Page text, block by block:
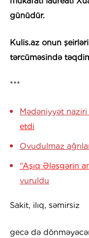
günüdür.
Kulis.az onun
tərcüməsində
***
Mədəniyyət
etdi
Ovudulmaz
“Aşıq Ələsgərin
vuruldu
Sakit, ilıq, səmirsiz
gecə də